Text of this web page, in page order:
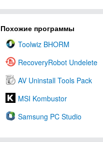
Похожие программы
Toolwiz BHORM
RecoveryRobot Undelete
AV Uninstall Tools Pack
MSI Kombustor
Samsung PC Studio